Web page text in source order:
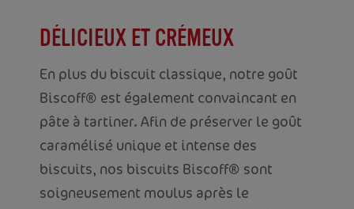
DÉLICIEUX ET CRÉMEUX
En plus du biscuit classique, notre goût
Biscoff® est également convaincant en
pâte à tartiner. Afin de préserver le goût
caramélisé unique et intense des
biscuits, nos biscuits Biscoff® sont
soigneusement moulus après le